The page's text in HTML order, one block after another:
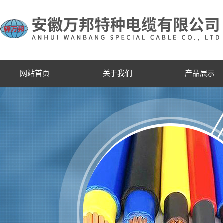
网站首页 关于我们 产品展示